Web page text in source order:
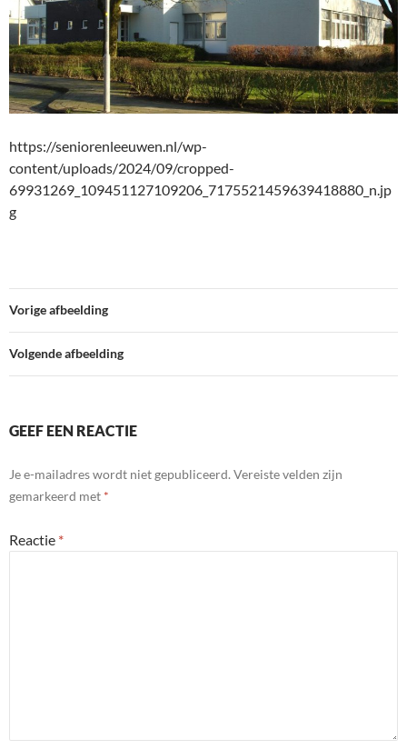
https://seniorenleeuwen.nl/wp-
content/uploads/2024/09/cropped-
69931269_109451127109206_7175521459639418880_n.jp
g
Vorige afbeelding
Volgende afbeelding
GEEF EEN REACTIE
Je e-mailadres wordt niet gepubliceerd. Vereiste velden zijn
gemarkeerd met *
Reactie *